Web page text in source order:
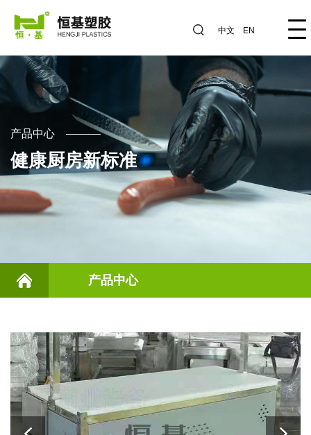
中文 EN
产品中心
健康厨房新标准
产品中心